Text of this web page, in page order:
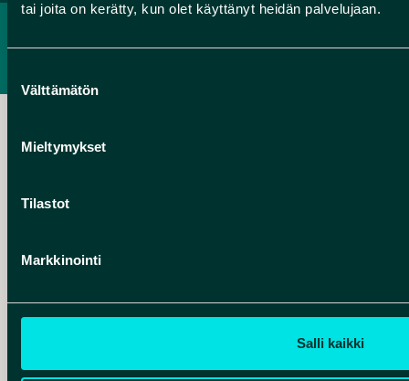
tai joita on kerätty, kun olet käyttänyt heidän palvelujaan.
valinta
Välttämätön
Mieltymykset
Tilastot
Markkinointi
Salli kaikki
Hankelogo